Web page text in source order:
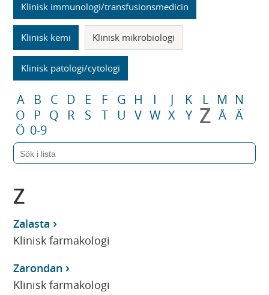
Klinisk immunologi/transfusionsmedicin
Klinisk kemi Klinisk mikrobiologi
Klinisk patologi/cytologi
A B C D E F G H I J K L M N
O
P Q R S T U V W X Y Z Å Ä
Ö 0-9
Z
Zalasta
Klinisk farmakologi
Zarondan
Klinisk farmakologi